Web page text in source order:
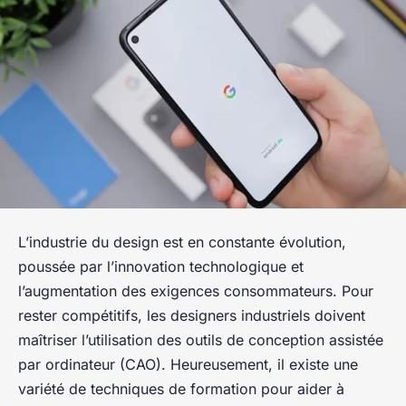
L’industrie du design est en constante évolution,
poussée par l’innovation technologique et
l’augmentation des exigences consommateurs. Pour
rester compétitifs, les designers industriels doivent
maîtriser l’utilisation des outils de conception assistée
par ordinateur (CAO). Heureusement, il existe une
variété de techniques de formation pour aider à